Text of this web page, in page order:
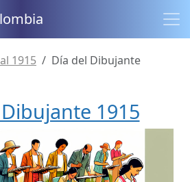
1915 Día del Dibujante
1915